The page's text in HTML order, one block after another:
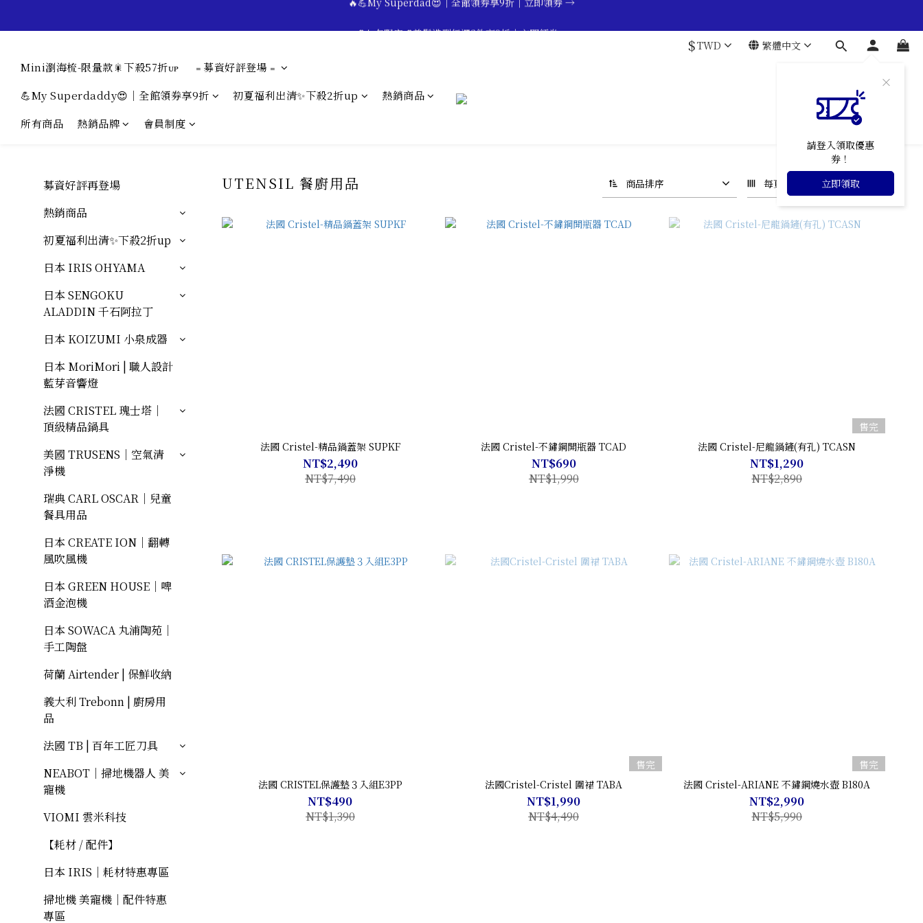
$TWD 繁體中文
請登入領取優惠
券！
立即領取
Mini瀏海梳-限量款🎇下殺57折ᴜᴘ
﹦募資好評登場﹦
💪My Superdaddy😍｜全館領券享9折
初夏福利出清✨下殺2折up
熱銷商品
所有商品
熱銷品牌 會員制度
募資好評再登場
熱銷商品
初夏福利出清✨下殺2折up
日本 IRIS OHYAMA
日本 SENGOKU
ALADDIN 千石阿拉丁
日本 KOIZUMI 小泉成器
日本 MoriMori | 職人設計
藍芽音響燈
法國 CRISTEL 瑰士塔｜
頂級精品鍋具
美國 TRUSENS｜空氣清
淨機
瑞典 CARL OSCAR｜兒童
餐具用品
日本 CREATE ION｜翻轉
風吹風機
日本 GREEN HOUSE｜啤
酒金泡機
日本 SOWACA 丸浦陶苑｜
手工陶盤
荷蘭 Airtender | 保鮮收納
義大利 Trebonn | 廚房用
品
法國 TB | 百年工匠刀具
NEABOT｜掃地機器人 美
寵機
VIOMI 雲米科技
【耗材 / 配件】
日本 IRIS｜耗材特惠專區
掃地機 美寵機｜配件特惠
專區
UTENSIL 餐廚用品 商品排序 每頁顯示 24 個
法國 Cristel-精品鍋蓋架 SUPKF
NT$2,490
NT$7,490
法國 Cristel-不鏽鋼開瓶器 TCAD
NT$690
NT$1,990
售完
法國 Cristel-尼龍鍋鏟(有孔) TCASN
NT$1,290
NT$2,890
法國 CRISTEL保護墊３入組E3PP
NT$490
NT$1,390
售完
法國Cristel-Cristel 圍裙 TABA
NT$1,990
NT$4,490
售完
法國 Cristel-ARIANE 不鏽鋼燒水壺 B180A
NT$2,990
NT$5,990